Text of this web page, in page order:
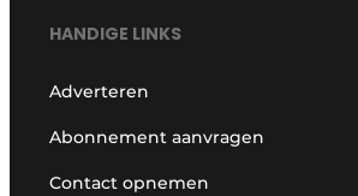
HANDIGE LINKS
Adverteren
Abonnement aanvragen
Contact opnemen